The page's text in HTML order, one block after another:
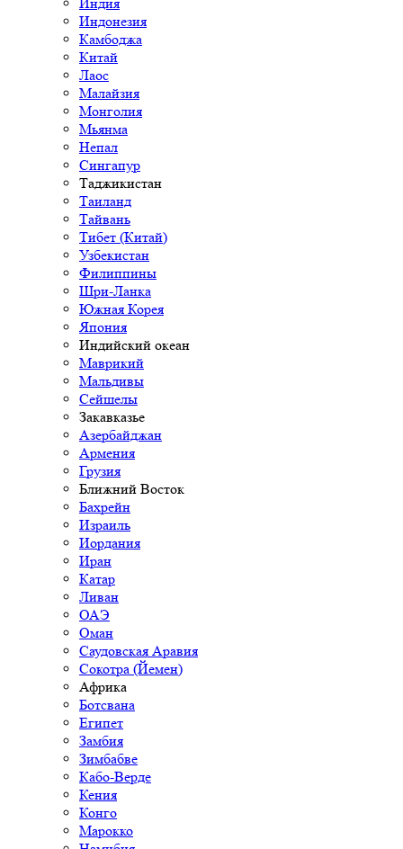
Индонезия
Камбоджа
Китай
Лаос
Малайзия
Монголия
Мьянма
Непал
Сингапур
Таджикистан
Таиланд
Тайвань
Тибет (Китай)
Узбекистан
Филиппины
Шри-Ланка
Южная Корея
Япония
Индийский океан
Маврикий
Мальдивы
Сейшелы
Закавказье
Азербайджан
Армения
Грузия
Ближний Восток
Бахрейн
Израиль
Иордания
Иран
Катар
Ливан
ОАЭ
Оман
Саудовская Аравия
Сокотра (Йемен)
Африка
Ботсвана
Египет
Замбия
Зимбабве
Кабо-Верде
Кения
Конго
Марокко